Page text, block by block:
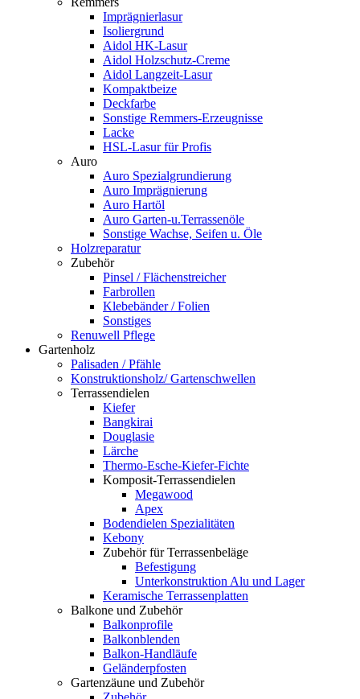
Imprägnierlasur
Isoliergrund
Aidol HK-Lasur
Aidol Holzschutz-Creme
Aidol Langzeit-Lasur
Kompaktbeize
Deckfarbe
Sonstige Remmers-Erzeugnisse
Lacke
HSL-Lasur für Profis
Auro
Auro Spezialgrundierung
Auro Imprägnierung
Auro Hartöl
Auro Garten-u.Terrassenöle
Sonstige Wachse, Seifen u. Öle
Holzreparatur
Zubehör
Pinsel / Flächenstreicher
Farbrollen
Klebebänder / Folien
Sonstiges
Renuwell Pflege
Gartenholz
Palisaden / Pfähle
Konstruktionsholz/ Gartenschwellen
Terrassendielen
Kiefer
Bangkirai
Douglasie
Lärche
Thermo-Esche-Kiefer-Fichte
Komposit-Terrassendielen
Megawood
Apex
Bodendielen Spezialitäten
Kebony
Zubehör für Terrassenbeläge
Befestigung
Unterkonstruktion Alu und Lager
Keramische Terrassenplatten
Balkone und Zubehör
Balkonprofile
Balkonblenden
Balkon-Handläufe
Geländerpfosten
Gartenzäune und Zubehör